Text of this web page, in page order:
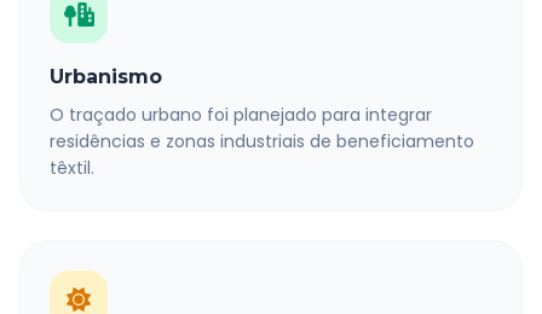
Urbanismo
O traçado urbano foi planejado para integrar
residências e zonas industriais de beneficiamento
têxtil.